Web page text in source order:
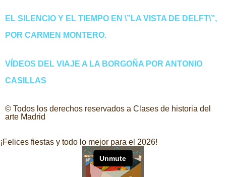
EL SILENCIO Y EL TIEMPO EN \”LA VISTA DE DELFT\”,
POR CARMEN MONTERO.
VÍDEOS DEL VIAJE A LA BORGOÑA POR ANTONIO
CASILLAS
© Todos los derechos reservados a Clases de historia del
arte Madrid
¡Felices fiestas y todo lo mejor para el 2026!